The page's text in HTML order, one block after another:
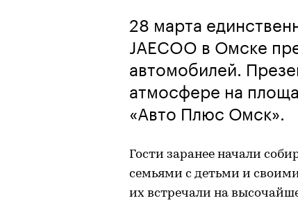
28 марта
JAECOO в Омске
автомобилей.
атмосфере на
«Авто Плюс Омск».
Гости заранее начали
семьями с детьми и
их встречали на